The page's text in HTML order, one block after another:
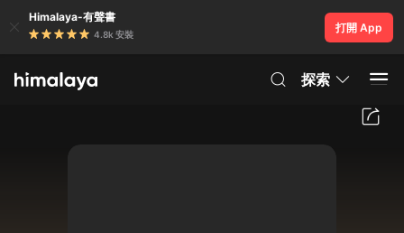
Himalaya-有聲書
4.8k 安裝
打開 App
探索